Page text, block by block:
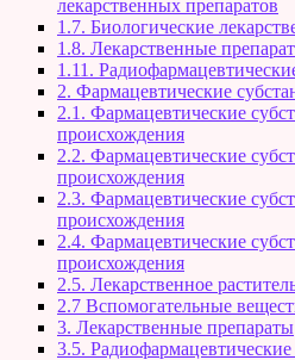
лекарственных препаратов
1.7. Биологические
1.8. Лекарственные
1.11.
2. Фармацевтические
2.1. Фармацевтические
происхождения
2.2. Фармацевтические
происхождения
2.3. Фармацевтические
происхождения
2.4. Фармацевтические
происхождения
2.5. Лекарственное
2.7 Вспомогательные
3. Лекарственные препараты
3.5.